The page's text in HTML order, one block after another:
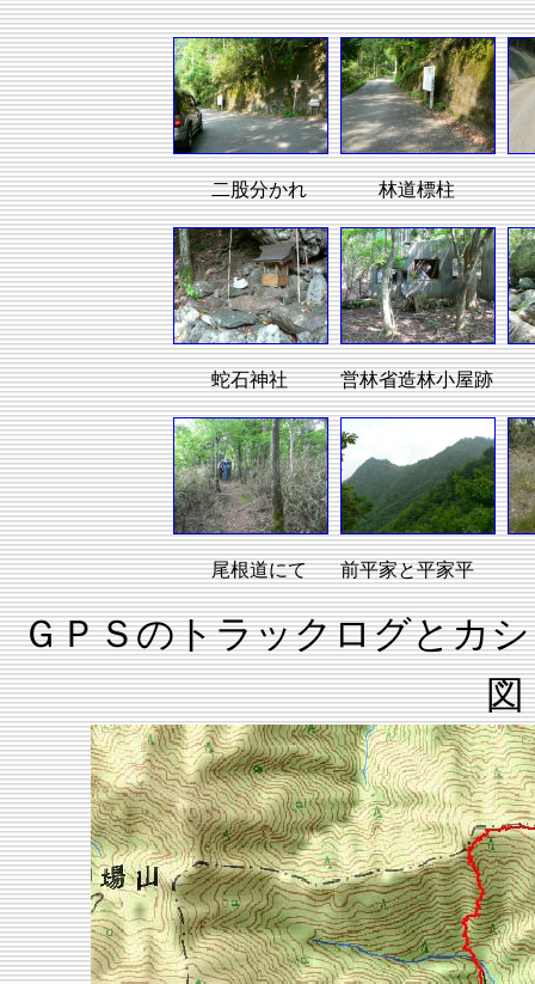
二股分かれ 林道標柱
蛇石神社 営林省造林小屋跡
尾根道にて 前平家と平家平
ＧＰＳのトラックログとカ
図